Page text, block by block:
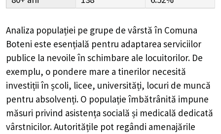
Analiza populației pe grupe de vârstă în Comuna
Boteni este esențială pentru adaptarea serviciilor
publice la nevoile în schimbare ale locuitorilor. De
exemplu, o pondere mare a tinerilor necesită
investiții în școli, licee, universități, locuri de muncă
pentru absolvenți. O populație îmbătrânită impune
măsuri privind asistența socială și medicală dedicată
vârstnicilor. Autoritățile pot regândi amenajările